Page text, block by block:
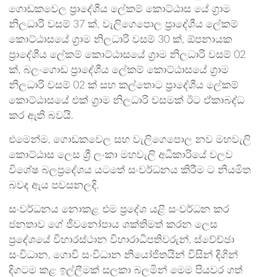
ගොඩකවෙල ප්‍රාදේශීය ලේකම් කොට්ඨාස යේ ග්‍රාම
නිලධාරි වසම් 37 ක්, වැලිගෙපොල ප්‍රාදේශීය ලේකම්
කොට්ඨාසයේ ග්‍රාම නිලධාරි වසම් 30 ක්, ඕපනායක
ප්‍රාදේශීය ලේකම් කොට්ඨාසයේ ග්‍රාම නිලධාරි වසම් 02
ක්, බලංගොඩ ප්‍රාදේශීය ලේකම් කොට්ඨාසයේ ග්‍රාම
නිලධාරි වසම් 02 ක් සහ කල්තොට ප්‍රාදේශීය ලේකම්
කොට්ඨාසයේ එක් ග්‍රාම නිලධාරි වසමක් ඊට ඒකාබද්ධ
කර ඇති බවයි.
එමෙන්ම, ගොඩකවෙල සහ වැලිගෙපොල නව මහවැලි
කොට්ඨාස ලෙස ශ්‍රී ලංකා මහවැලි අධිකාරියේ වලව
විශේෂ බලප්‍රදේශය යටතේ සංවර්ධනය කිරීම ට නියමිත
බවද ඇය පවසනලදි.
සංවර්ධනය නොකළ එම ප්‍රදේශ යළි සංවර්ධන කර
ජනතාව ගේ ජීවනෝපාය ශක්තිමත් කරන ලෙස
ප්‍රදේශයේ විහාරස්ථාන විහාරාධිපතිවරුන්, ස්වේච්ඡා
සංවිධාන, ගොවි සංවිධාන නියෝජිතයින් විසින් දිගින්
දිගටම කළ ඉල්ලීමක් සලකා බලමින් මෙම පියවර ගත්